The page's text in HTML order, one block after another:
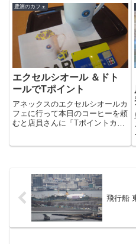
ことにしました。おっ、オープン
していますね。結構お客さんも入
っていて、店内は賑やかです。ラ
ンチメニューは、こんな感...
豊洲のカフェ
エクセルシオール ＆ドト
ールでTポイント
アネックスのエクセルシオールカ
フェに行って本日のコーヒーを頼
むと店員さんに「Tポイントカー
飛行船